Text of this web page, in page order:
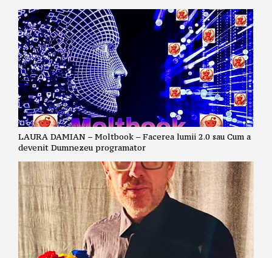
LAURA DAMIAN – Moltbook – Facerea lumii 2.0 sau Cum a
devenit Dumnezeu programator